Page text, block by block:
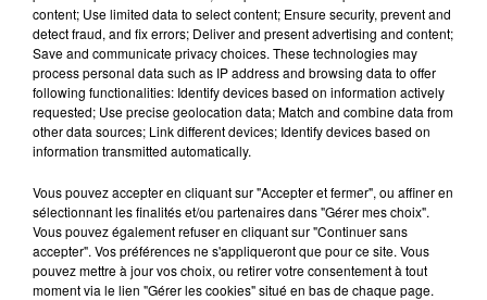
Le Duel - Gagnez votre balade
en jet ski !
Podcasts Voir plus
Kelly Massol, figure
content; Use limited data to select content; Ensure security, prevent and
detect fraud, and fix errors; Deliver and present advertising and content;
Save and communicate privacy choices. These technologies may
process personal data such as IP address and browsing data to offer
following functionalities: Identify devices based on information actively
requested; Use precise geolocation data; Match and combine data from
other data sources; Link different devices; Identify devices based on
information transmitted automatically.
Vous pouvez accepter en cliquant sur "Accepter et fermer", ou affiner en
sélectionnant les finalités et/ou partenaires dans "Gérer mes choix".
Vous pouvez également refuser en cliquant sur "Continuer sans
accepter". Vos préférences ne s'appliqueront que pour ce site. Vous
pouvez mettre à jour vos choix, ou retirer votre consentement à tout
moment via le lien "Gérer les cookies" situé en bas de chaque page.